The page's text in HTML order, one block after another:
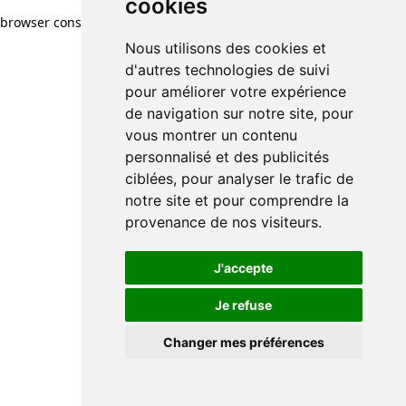
cookies
Nous utilisons des cookies et
d'autres technologies de suivi
pour améliorer votre expérience
de navigation sur notre site, pour
vous montrer un contenu
personnalisé et des publicités
ciblées, pour analyser le trafic de
notre site et pour comprendre la
provenance de nos visiteurs.
J'accepte
Je refuse
Changer mes préférences
cookies
Nous utilisons des cookies et
d'autres technologies de suivi
pour améliorer votre expérience
de navigation sur notre site, pour
vous montrer un contenu
personnalisé et des publicités
ciblées, pour analyser le trafic de
notre site et pour comprendre la
provenance de nos visiteurs.
J'accepte
Je refuse
Changer mes préférences
browser console for more information)